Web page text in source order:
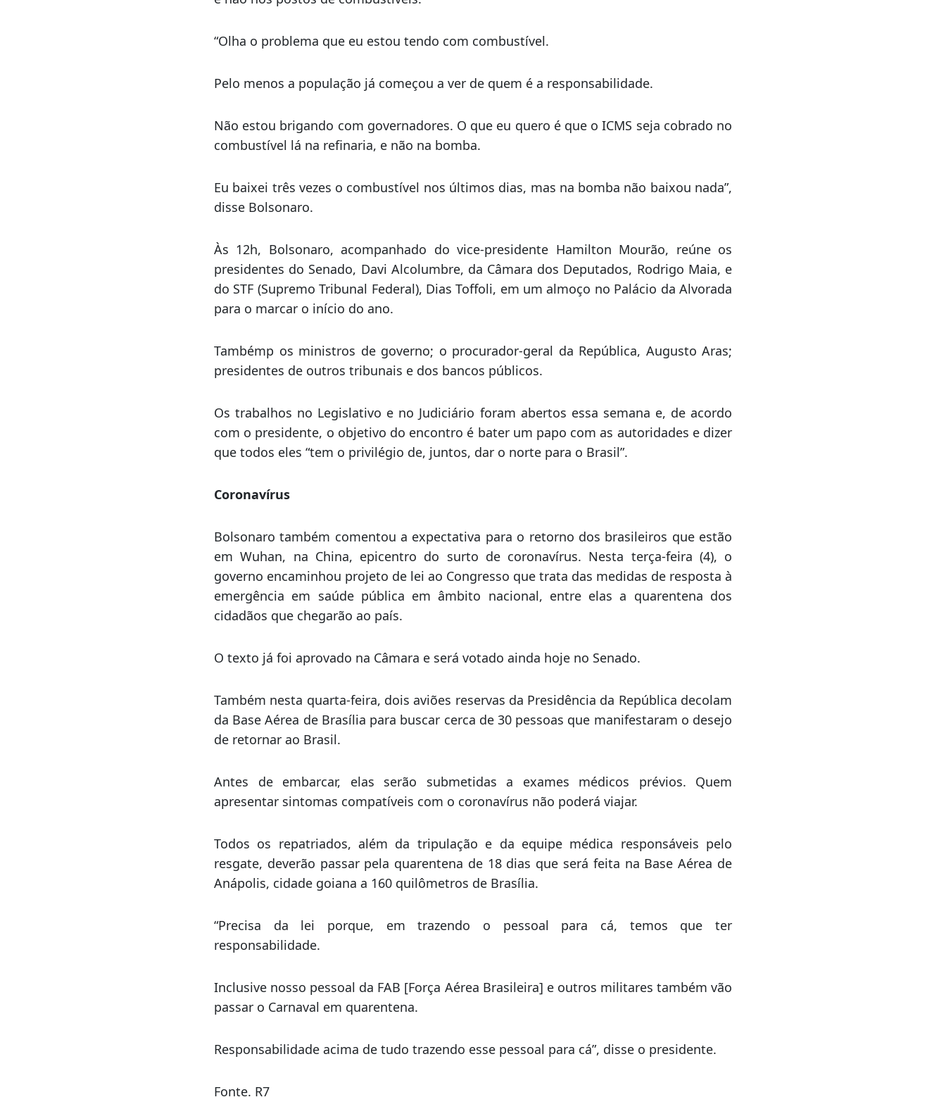
federal hoje, eles zeram o ICMS. Se topar, eu aceito”, disse ao deixar o Palácio da
e não nos postos de combustíveis.
“Olha o problema que eu estou tendo com combustível.
Eu baixei três vezes o combustível nos últimos dias, mas na bomba não baixou nada”,
disse Bolsonaro.
Às 12h, Bolsonaro, acompanhado do vice-presidente Hamilton Mourão, reúne os
presidentes do Senado, Davi Alcolumbre, da Câmara dos Deputados, Rodrigo Maia, e
do STF (Supremo Tribunal Federal), Dias Toffoli, em um almoço no Palácio da Alvorada
Tambémp os ministros de governo; o procurador-geral da República, Augusto Aras;
presidentes de outros tribunais e dos bancos públicos.
que todos eles “tem o privilégio de, juntos, dar o norte para o Brasil”.
Coronavírus
em Wuhan, na China, epicentro do surto de coronavírus. Nesta terça-feira (4), o
governo encaminhou projeto de lei ao Congresso que trata das medidas de resposta à
cidadãos que chegarão ao país.
Também nesta quarta-feira, dois aviões reservas da Presidência da República decolam
da Base Aérea de Brasília para buscar cerca de 30 pessoas que manifestaram o desejo
Antes de embarcar, elas serão submetidas a exames médicos prévios. Quem
apresentar sintomas compatíveis com o coronavírus não poderá viajar.
Todos os repatriados, além da tripulação e da equipe médica responsáveis pelo
resgate, deverão passar pela quarentena de 18 dias que será feita na Base Aérea de
“Precisa da lei porque, em trazendo o pessoal para cá, temos que ter